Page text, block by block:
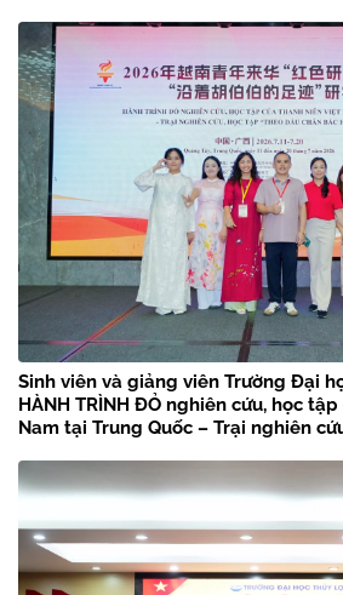
Sinh viên và giảng viên Trường Đại
HÀNH TRÌNH ĐỎ nghiên cứu, học
Nam tại Trung Quốc – Trại nghiên